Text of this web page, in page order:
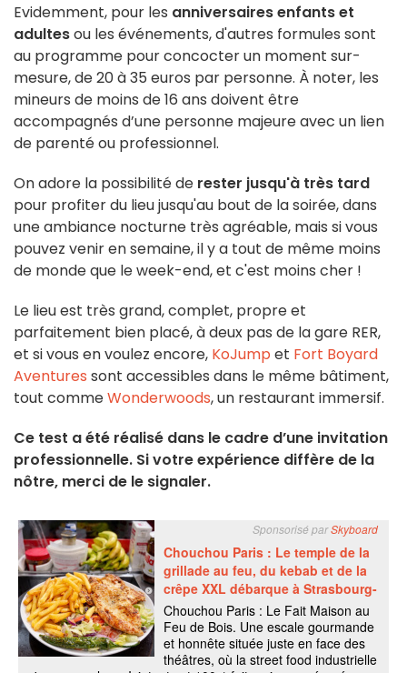
Evidemment, pour les anniversaires enfants et
adultesou les événements, d'autres formules sont
au programme pour concocter un moment sur-
mesure, de 20 à 35 euros par personne. À noter, les
mineurs de moins de 16 ans doivent être
accompagnés d’une personne majeure avec un lien
de parenté ou professionnel.
On adore la possibilité de rester jusqu'à très tard
pour profiter du lieu jusqu'au bout de la soirée, dans
une ambiance nocturne très agréable, mais si vous
pouvez venir en semaine, il y a tout de même moins
de monde que le week-end, et c'est moins cher !
Le lieu est très grand, complet, propre et
parfaitement bien placé, à deux pas de la gare RER,
et si vous en voulez encore, KoJump et Fort Boyard
Aventures sont accessibles dans le même bâtiment,
tout commeWonderwoods, un restaurant immersif.
Ce test a été réalisé dans le cadre d’une invitation
professionnelle. Si votre expérience diffère de la
nôtre, merci de le signaler.